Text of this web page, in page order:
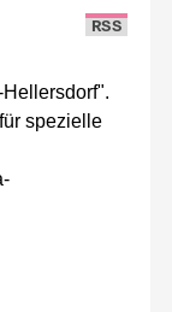
RSS
spezielle